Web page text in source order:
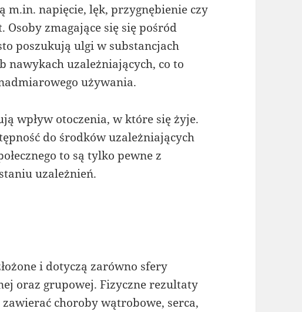
m.in. napięcie, lęk, przygnębienie czy
zmagające się się pośród
poszukują ulgi w substancjach
nawykach uzależniających, co to
używania.
wpływ otoczenia, w które się żyje.
do środków uzależniających
to są tylko pewne z
uzależnień.
i dotyczą zarówno sfery
oraz grupowej. Fizyczne rezultaty
choroby wątrobowe, serca,